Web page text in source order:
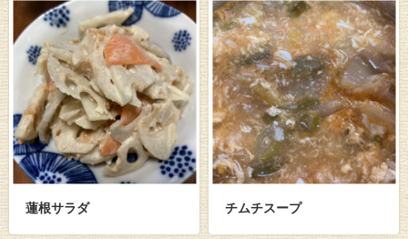
蓮根サラダ チムチスープ